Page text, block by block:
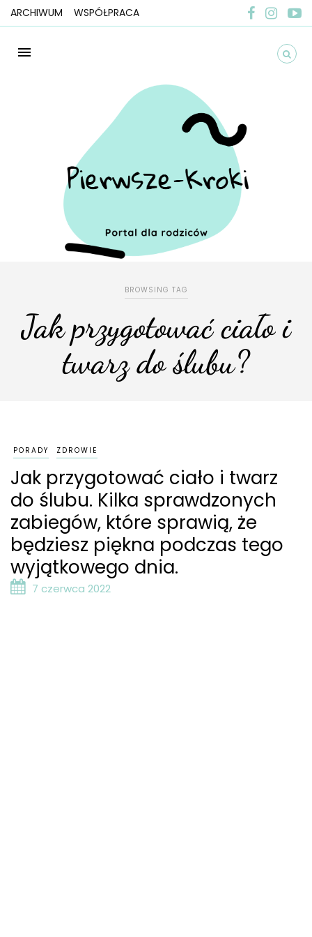
ARCHIWUM WSPÓŁPRACA
BROWSING TAG
Jak przygotować ciało i
twarz do ślubu?
PORADY ZDROWIE
Jak przygotować ciało i twarz
do ślubu. Kilka sprawdzonych
zabiegów, które sprawią, że
będziesz piękna podczas tego
wyjątkowego dnia.
7 czerwca 2022